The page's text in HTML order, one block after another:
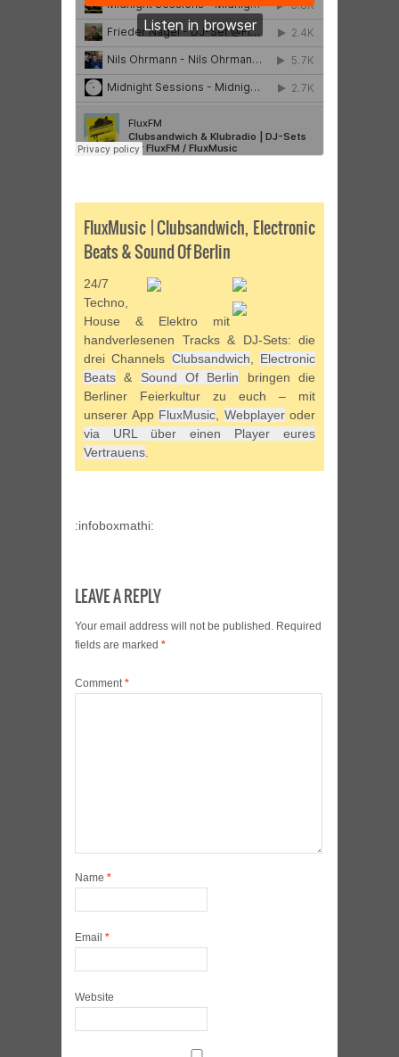
FluxMusic | Clubsandwich, Electronic
Beats & Sound Of Berlin
24/7
Techno,
House & Elektro mit
handverlesenen Tracks & DJ-Sets: die
drei Channels Clubsandwich, Electronic
Beats & Sound Of Berlin bringen die
Berliner Feierkultur zu euch – mit
unserer App FluxMusic, Webplayeroder
via URL über einen Player eures
Vertrauens.
:infoboxmathi:
LEAVE A REPLY
Your email address will not be published. Required
fields are marked *
Comment*
Name *
Email *
Website